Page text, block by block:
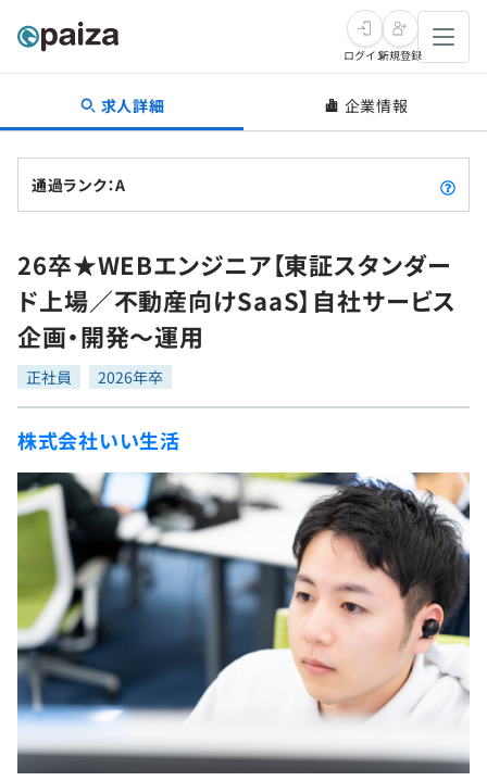
転職・キャリア
転職成功ガイド
転職エージェント
インタビュー
転職成功ガイド
新卒就活
求人検索
本選考
インターン
新卒エージェント
イベント・セミナー
インタビュー
就活成功ガイド
学習
問題集
4択課題
ナレッジ
リファレンス
プラン
個人向けプラン
法人向けプラン
学校向けプラン
プログラミング言語
評価結果一覧
再チャレンジ結果一覧
ゲーム・マンガ
Tech Team Journal
paiza times
note
paizaとは？
ログイン新規登録
求人詳細 企業情報
通過ランク：A
26卒★WEBエンジニア【東証スタンダー
ド上場／不動産向けSaaS】自社サービス
企画・開発〜運用
正社員 2026年卒
株式会社いい生活